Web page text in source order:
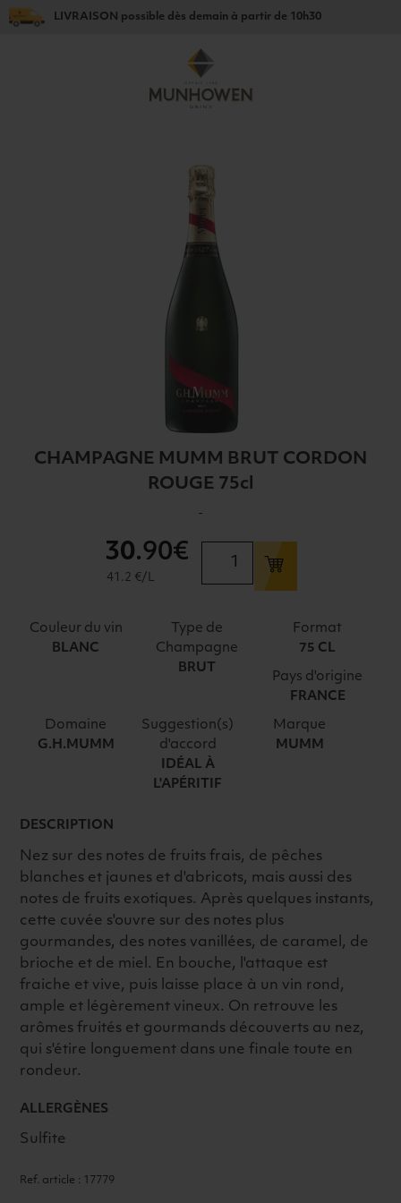
LIVRAISON possible dès demain à partir de 10h30
CHAMPAGNE MUMM BRUT CORDON
ROUGE 75cl
-
CHAMPAGNE
CORDON
30.90€
41.2 €/L
Couleur du vin
BLANC
Type de
Champagne
BRUT
Format
75 CL
Pays d'origine
FRANCE
Domaine
G.H.MUMM
Suggestion(s)
d'accord
IDÉAL À
L'APÉRITIF
Marque
MUMM
DESCRIPTION
Nez sur des notes de fruits frais, de pêches
blanches et jaunes et d'abricots, mais aussi des
notes de fruits exotiques. Après quelques instants,
cette cuvée s'ouvre sur des notes plus
gourmandes, des notes vanillées, de caramel, de
brioche et de miel. En bouche, l'attaque est
fraiche et vive, puis laisse place à un vin rond,
ample et légèrement vineux. On retrouve les
arômes fruités et gourmands découverts au nez,
qui s'étire longuement dans une finale toute en
rondeur.
ALLERGÈNES
Sulfite
Ref. article : 17779